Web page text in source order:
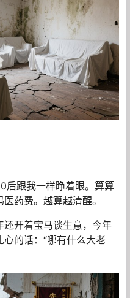
后跟我一样睁着眼。算算
药费。越算越清醒。
开着宝马谈生意，今年
的话：“哪有什么大老